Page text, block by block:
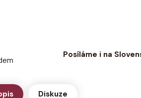
Posíláme i na
Diskuze